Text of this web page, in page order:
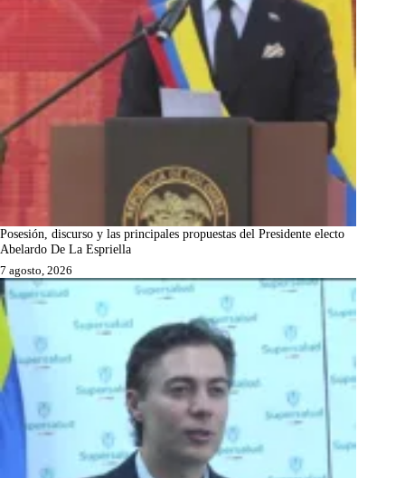
Posesión, discurso y las principales propuestas del Presidente electo
Abelardo De La Espriella
7 agosto, 2026